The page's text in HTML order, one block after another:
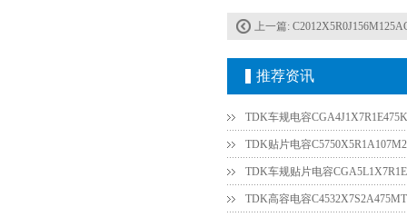
上一篇:
推荐资讯
TDK车规电容
TDK贴片电容
TDK车规贴片电容
TDK高容电容